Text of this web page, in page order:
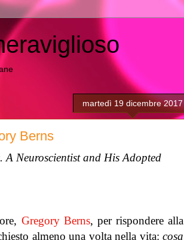
martedì 19 dicembre 2017
Berns
A Neuroscientist and His Adopted
Gregory Berns, per rispondere alla
almeno una volta nella vita: cosa